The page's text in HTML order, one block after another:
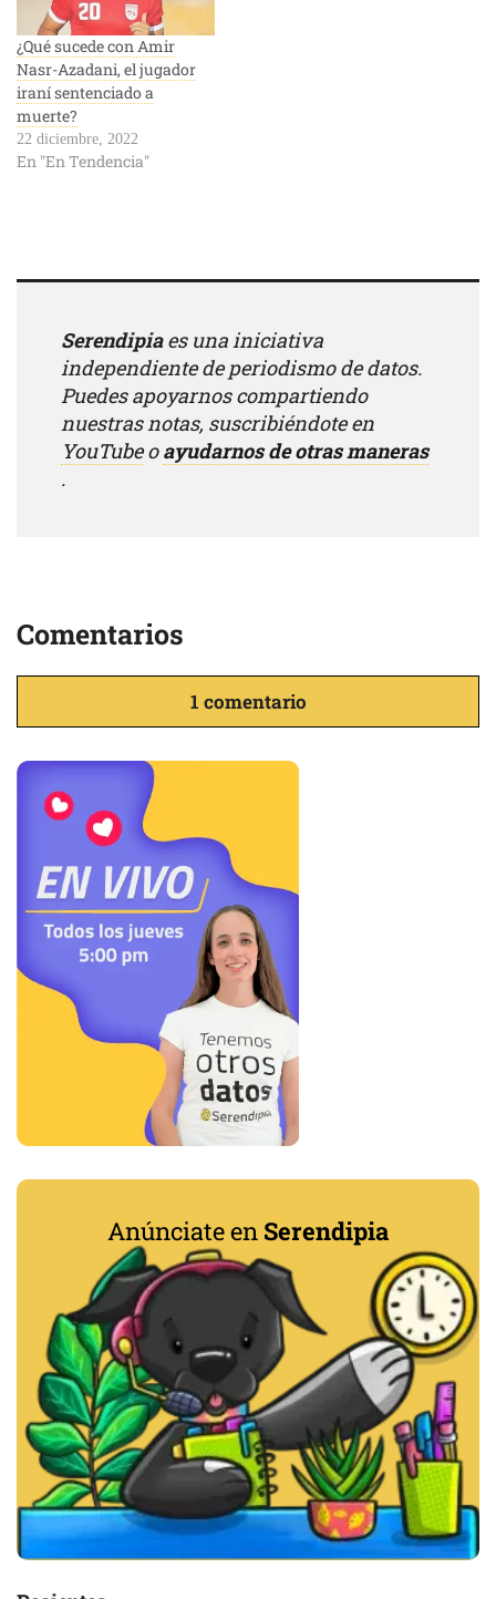
¿Qué sucede con Amir
Nasr-Azadani, el jugador
iraní sentenciado a
muerte?
22 diciembre, 2022
En "En Tendencia"
Serendipiaes una iniciativa
independiente de periodismo de datos.
Puedes apoyarnos compartiendo
nuestras notas, suscribiéndote en
YouTubeoayudarnos de otras maneras
.
Comentarios
1 comentario
Anúnciate en Serendipia